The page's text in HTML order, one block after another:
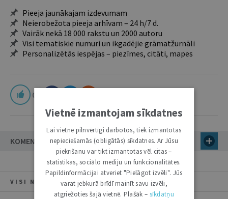
Pieeja jaunākajam izdevumam
Neierobežota pieeja arhīvam – 24 h/7 d.
Vairāk nekā 18 000 rakstu un 2000 autoru
Visi tematiskie numuri un ikgadējie grāmatžurnāli
Personalizētās iespējas – piezīmes, citāti, mapes
0
KOMENTĀRI
VISI NUMURA RAKSTI
Vietnē izmantojam sīkdatnes
Lai vietne pilnvērtīgi darbotos, tiek izmantotas
nepieciešamās (obligātās) sīkdatnes. Ar Jūsu
piekrišanu var tikt izmantotas vēl citas –
statistikas, sociālo mediju un funkcionalitātes.
Papildinformācijai atveriet "Pielāgot izvēli". Jūs
varat jebkurā brīdī mainīt savu izvēli,
atgriežoties šajā vietnē. Plašāk – sīkdatņu